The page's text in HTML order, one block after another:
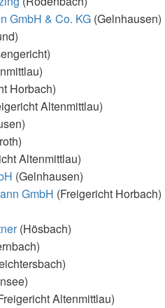
GmbH & Co. KG (Gelnhausen)
Horbach)
Altenmittlau)
Altenmittlau)
(Gelnhausen)
GmbH (Freigericht Horbach)
(Hösbach)
Altenmittlau)